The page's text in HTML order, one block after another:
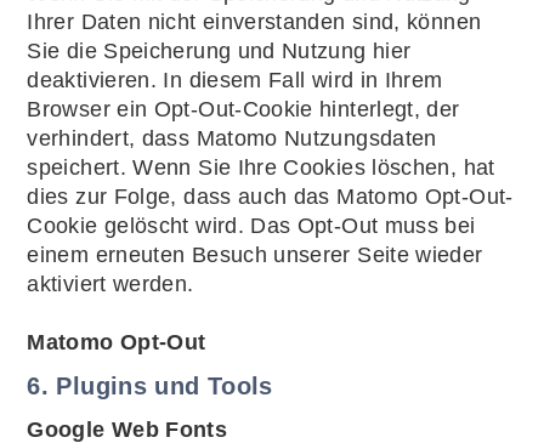
Ihrer Daten nicht einverstanden sind, können
Sie die Speicherung und Nutzung hier
deaktivieren. In diesem Fall wird in Ihrem
Browser ein Opt-Out-Cookie hinterlegt, der
verhindert, dass Matomo Nutzungsdaten
speichert. Wenn Sie Ihre Cookies löschen, hat
dies zur Folge, dass auch das Matomo Opt-Out-
Cookie gelöscht wird. Das Opt-Out muss bei
einem erneuten Besuch unserer Seite wieder
aktiviert werden.
Matomo Opt-Out
6. Plugins und Tools
Google Web Fonts